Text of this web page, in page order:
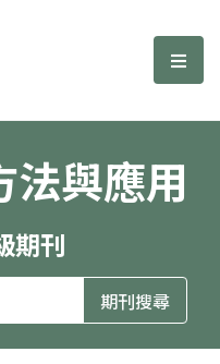
用期刊 選
與應用
期刊